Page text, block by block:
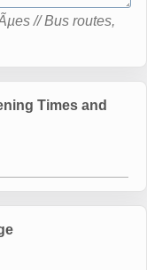
// Bus routes,
Times and